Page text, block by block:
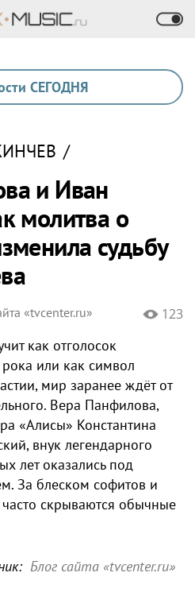
СЕГОДНЯ
/
и Иван
молитва о
судьбу
«tvcenter.ru» 123
как отголосок
или как символ
мир заранее ждёт от
Вера Панфилова,
«Алисы» Константина
внук легендарного
лет оказались под
За блеском софитов и
скрываются обычные
Блог сайта «tvcenter.ru»